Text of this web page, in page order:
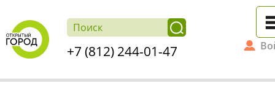
+7 (812) 244-01-47